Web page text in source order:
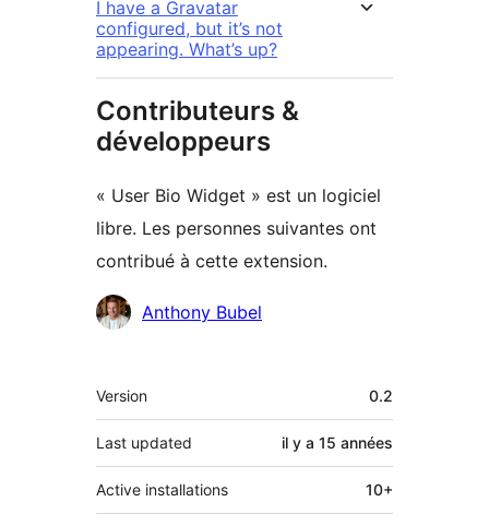
I have a Gravatar
configured, but it’s not
appearing. What’s up?
Contributeurs &
développeurs
« User Bio Widget » est un logiciel
libre. Les personnes suivantes ont
contribué à cette extension.
Contributeurs
Anthony Bubel
Méta
Version 0.2
Last updated il y a 15 années
Active installations 10+